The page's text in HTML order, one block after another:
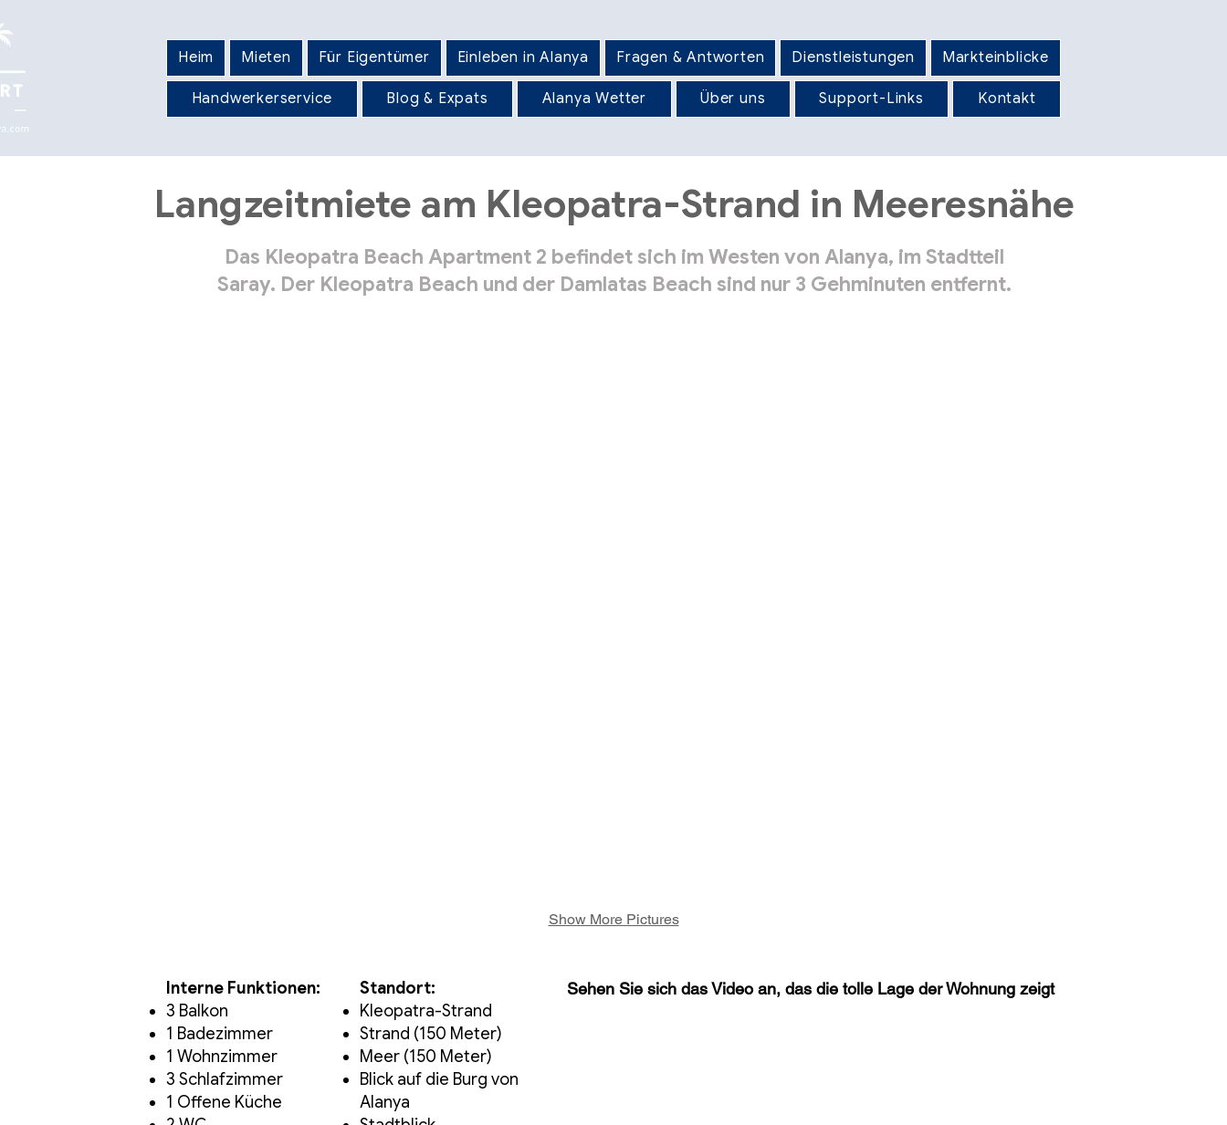
Heim Mieten Für Eigentümer Einleben in Alanya Fragen & Antworten Dienstleistungen Markteinblicke
Handwerkerservice Blog & Expats Alanya Wetter Über uns Support-Links Kontakt
Langzeitmiete am Kleopatra-Strand in Meeresnähe
Das Kleopatra Beach Apartment 2 befindet sich im Westen von Alanya, im Stadtteil
Saray. Der Kleopatra Beach und der Damlatas Beach sind nur 3 Gehminuten entfernt.
Show More Pictures
Interne Funktionen:
3 Balkon
1 Badezimmer
1 Wohnzimmer
3 Schlafzimmer
1 Offene Küche
Standort:
Kleopatra-Strand
Strand (150 Meter)
Meer (150 Meter)
Blick auf die Burg von
Alanya
Sehen Sie sich das Video an, das die tolle Lage der Wohnung zeigt